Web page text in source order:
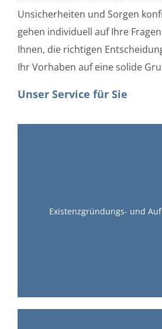
Unsicherheiten und Sorgen
gehen individuell auf Ihre
Ihnen, die richtigen
Ihr Vorhaben auf eine solide
Unser Service für Sie
Existenzgründungs- und